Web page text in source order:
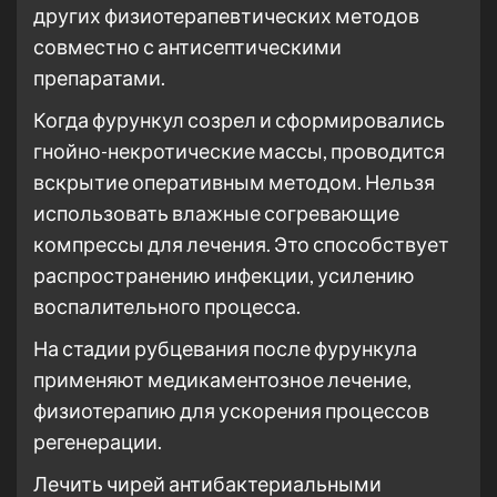
других физиотерапевтических методов
совместно с антисептическими
препаратами.
Когда фурункул созрел и сформировались
гнойно-некротические массы, проводится
вскрытие оперативным методом. Нельзя
использовать влажные согревающие
компрессы для лечения. Это способствует
распространению инфекции, усилению
воспалительного процесса.
На стадии рубцевания после фурункула
применяют медикаментозное лечение,
физиотерапию для ускорения процессов
регенерации.
Лечить чирей антибактериальными